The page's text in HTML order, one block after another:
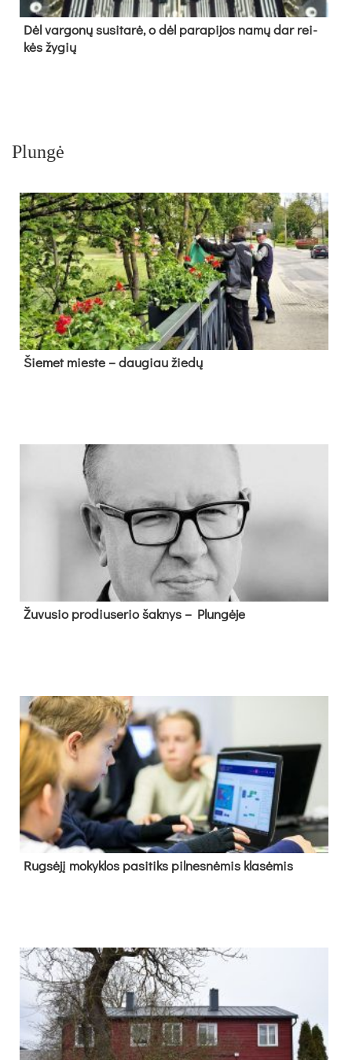
Dėl var­go­nų su­si­ta­rė, o dėl pa­ra­pi­jos na­mų dar rei­
kės žy­gių
Plungė
Šie­met mies­te – dau­giau žie­dų
Žu­vu­sio pro­diu­se­rio šak­nys – Plun­gė­je
Rug­sė­jį mo­kyk­los pa­si­tiks pil­nes­nė­mis kla­sė­mis